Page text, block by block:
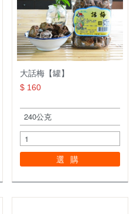
大話梅【罐】
$ 160
選購